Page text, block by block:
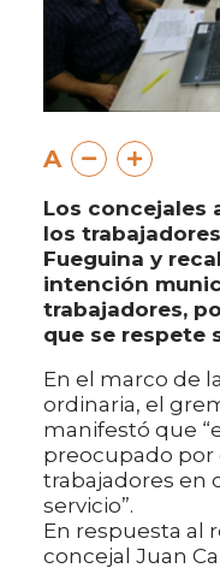
A
Los concejales
los
Fueguina y
intención
trabajadores,
que se respete
En el marco de
ordinaria, el
manifestó que
preocupado por
trabajadores en
servicio”.
En respuesta al
concejal Juan